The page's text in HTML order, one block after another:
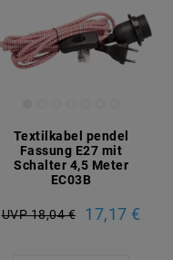
Textilkabel pendel
Fassung E27 mit
Schalter 4,5 Meter
EC03B
UVP 18,04 € 17,17 €